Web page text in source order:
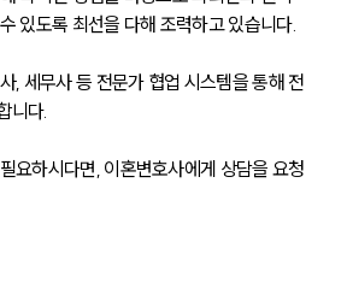
있도록 최선을 다해 조력하고 있습니다.
, 세무사 등 전문가 협업 시스템을 통해 전
니다.
요하시다면, 이혼변호사에게 상담을 요청